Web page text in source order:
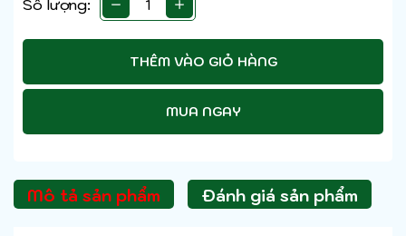
Số lượng:
THÊM VÀO GIỎ HÀNG
MUA NGAY
Mô tả sản phẩm Đánh giá sản phẩm